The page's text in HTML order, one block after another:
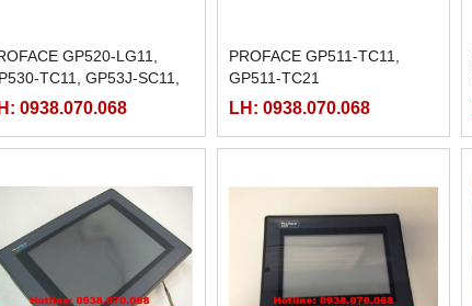
GP520-LG11,
TC11, GP53J-SC11,
SCE1-220, GP53J-
0938.070.068
PROFACE GP511-TC11,
GP511-TC21
LH: 0938.070.068